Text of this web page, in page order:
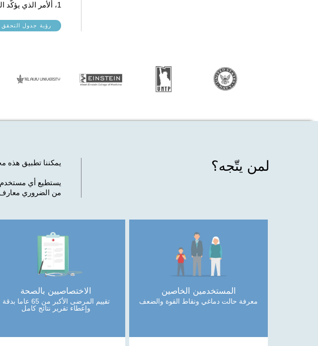
1، ألأمر الذي يؤكّد الدقة.
رؤية جدول التحقق
لمن يتّجه؟ يمكننا تطبيق هذه
يستطيع أي مستخدم
من الضروري معارف
المستخدمين الخاصين
معرفة حالت دماغي ونقاط القوة والضعف
الاختصاصيين بالصحة
تقييم المرضى الأكبر من 65 عاما بدقة
وإعطاء تقرير نتائج كامل